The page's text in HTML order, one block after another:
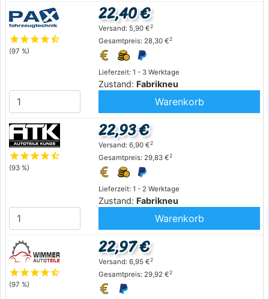
starstarstarstarstar_half
(97 %)
Lieferzeit: 1 - 3 Werktage
Zustand: Fabrikneu
22,40 €
Versand: 5,90 €2
Gesamtpreis: 28,30 €2
Warenkorb
starstarstarstarstar_half
(93 %)
Lieferzeit: 1 - 2 Werktage
Zustand: Fabrikneu
22,93 €
Versand: 6,90 €2
Gesamtpreis: 29,83 €2
Warenkorb
starstarstarstarstar_half
(97 %)
22,97 €
Versand: 6,95 €2
Gesamtpreis: 29,92 €2